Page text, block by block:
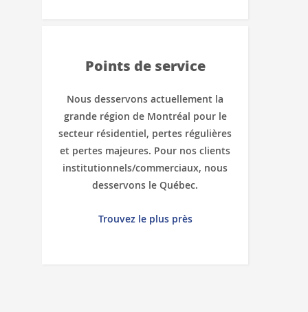
Points de service
Nous desservons actuellement la
grande région de Montréal pour le
secteur résidentiel, pertes régulières
et pertes majeures. Pour nos clients
institutionnels/commerciaux, nous
desservons le Québec.
Trouvez le plus près